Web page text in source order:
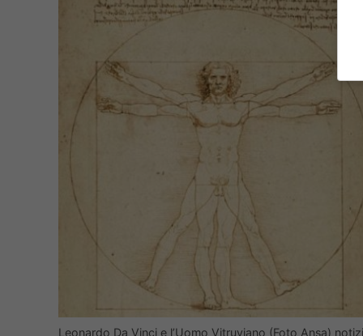
Leonardo Da Vinci e l’Uomo Vitruviano (Foto Ansa)